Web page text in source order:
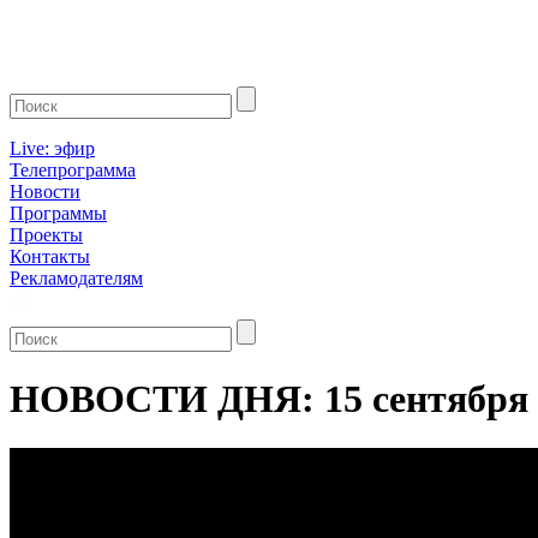
Live: эфир
Телепрограмма
Новости
Программы
Проекты
Контакты
Рекламодателям
НОВОСТИ ДНЯ: 15 сентября